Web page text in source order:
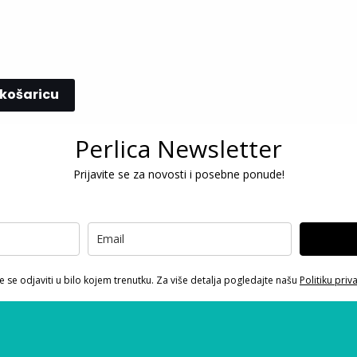
Perlica Newsletter
Prijavite se za novosti i posebne ponude!
se odjaviti u bilo kojem trenutku. Za više detalja pogledajte našu Politiku